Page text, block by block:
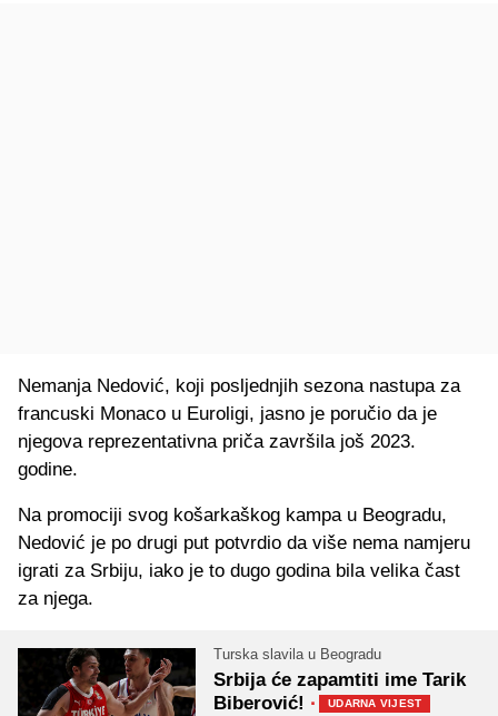
Nemanja Nedović, koji posljednjih sezona nastupa za
francuski Monaco u Euroligi, jasno je poručio da je
njegova reprezentativna priča završila još 2023.
godine.
Na promociji svog košarkaškog kampa u Beogradu,
Nedović je po drugi put potvrdio da više nema namjeru
igrati za Srbiju, iako je to dugo godina bila velika čast
za njega.
Turska slavila u Beogradu
Srbija će zapamtiti ime Tarik
Biberović! · UDARNA VIJEST